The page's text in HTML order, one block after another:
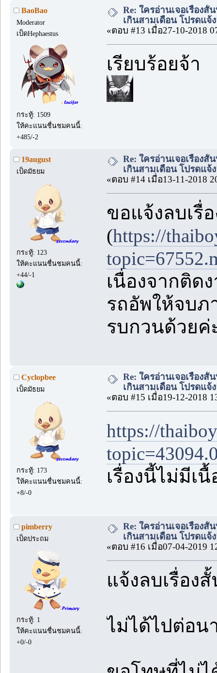
BaoBao
Moderator
เป็ดHephaestus
กระทู้: 1509
ให้คะแนนชื่นชมคนนี้:
+485/-2
Re: ใครอ่านเจอเรื่อง
เกินสามเดือน โปรดแจ้
«ตอบ #13 เมื่อ27-10-2018
เรียบร้อยจ้า
19august
เป็ดมัธยม
กระทู้: 123
ให้คะแนนชื่นชมคนนี้:
+44/-1
Re: ใครอ่านเจอเรื่อง
เกินสามเดือน โปรดแจ้
«ตอบ #14 เมื่อ13-11-2018
ขอแจ้งลบเรื่
(https://
เนื่องจากติด
รถอัพให้จบภ
รบกวนด้วย
Cyclopbee
เป็ดมัธยม
กระทู้: 173
ให้คะแนนชื่นชมคนนี้:
+8/-0
Re: ใครอ่านเจอเรื่อง
เกินสามเดือน โปรดแจ้
«ตอบ #15 เมื่อ19-12-2018
https://
เรื่องนี้ไม่มีเ
pimberry
เป็ดประถม
กระทู้: 1
ให้คะแนนชื่นชมคนนี้:
+0/-0
Re: ใครอ่านเจอเรื่อง
เกินสามเดือน โปรดแจ้
«ตอบ #16 เมื่อ07-04-2019
แจ้งลบเรื่อง
ไม่ได้ไปต่อน